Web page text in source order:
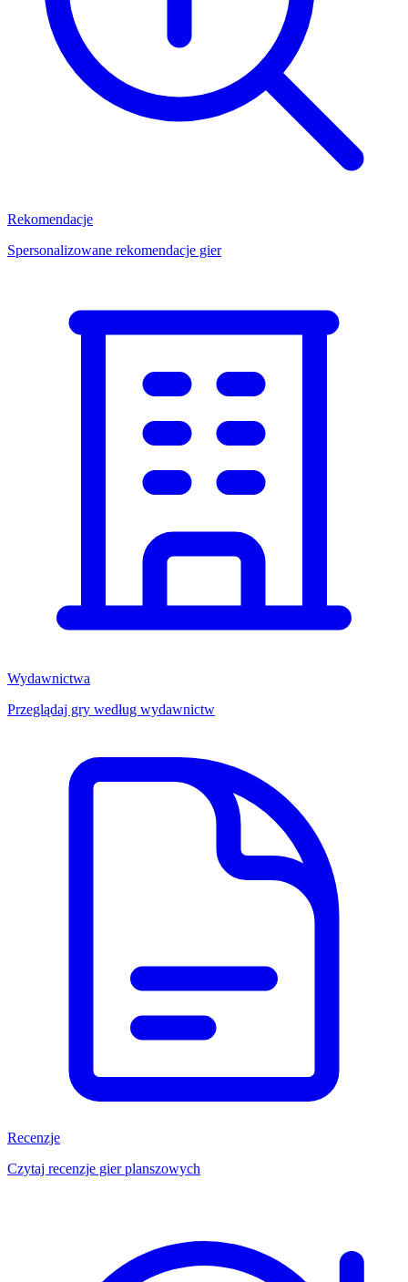
Rekomendacje
Spersonalizowane rekomendacje gier
Wydawnictwa
Przeglądaj gry według wydawnictw
Recenzje
Czytaj recenzje gier planszowych